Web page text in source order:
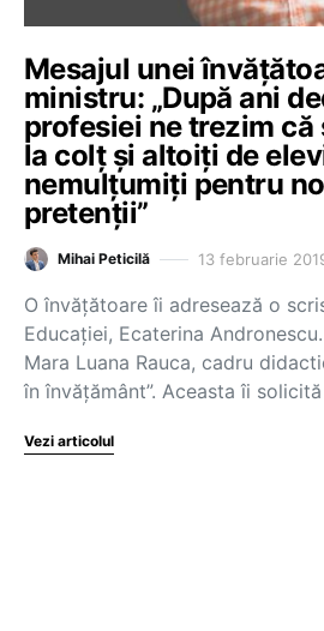
Mesajul unei
ministru: „După ani
profesiei ne trezim că
la colț și altoiți de
nemulțumiți pentru
pretenții”
Mihai Peticilă 13 februarie
O învăţătoare îi adresează o
Educaţiei, Ecaterina
Mara Luana Rauca, cadru
în învăţământ”. Aceasta îi
Vezi articolul